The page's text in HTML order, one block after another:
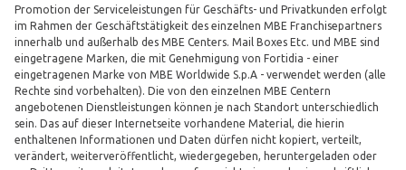
Promotion der Serviceleistungen für Geschäfts- und Privatkunden erfolgt
im Rahmen der Geschäftstätigkeit des einzelnen MBE Franchisepartners
innerhalb und außerhalb des MBE Centers. Mail Boxes Etc. und MBE sind
eingetragene Marken, die mit Genehmigung von Fortidia - einer
eingetragenen Marke von MBE Worldwide S.p.A - verwendet werden (alle
Rechte sind vorbehalten). Die von den einzelnen MBE Centern
angebotenen Dienstleistungen können je nach Standort unterschiedlich
sein. Das auf dieser Internetseite vorhandene Material, die hierin
enthaltenen Informationen und Daten dürfen nicht kopiert, verteilt,
verändert, weiterveröffentlicht, wiedergegeben, heruntergeladen oder